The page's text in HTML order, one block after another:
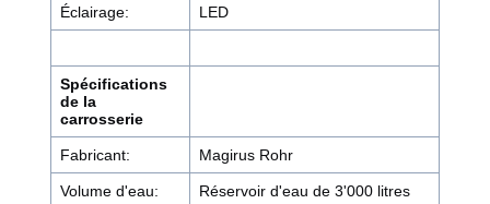
Éclairage: LED
Spécifications
de la
carrosserie
Fabricant: Magirus Rohr
Volume d'eau: Réservoir d'eau de 3'000 litres